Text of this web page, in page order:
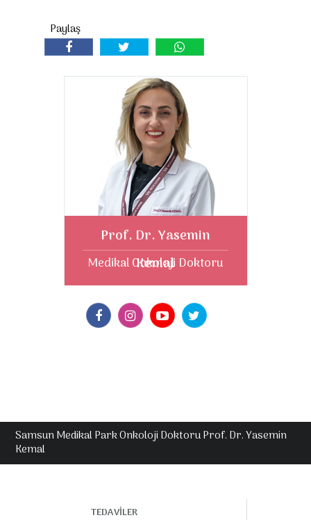
Prof. Dr. Yasemin
Kemal
Medikal Onkoloji Doktoru
Samsun Medikal Park Onkoloji Doktoru Prof. Dr. Yasemin
Kemal
TEDAVİLER